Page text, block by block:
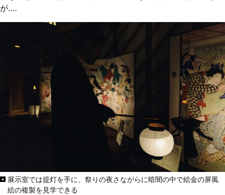
が‥‥
展示室では提灯を手に、祭りの夜さながらに暗闇の中で絵金の屏風
絵の複製を見学できる